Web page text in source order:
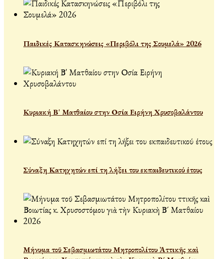
Παιδικές Κατασκηνώσεις «Περιβόλι της Σουμελά» 2026
Κυριακή Β' Ματθαίου στην Οσία Ειρήνη Χρυσοβαλάντου
Σύναξη Κατηχητών επί τη λήξει του εκπαιδευτικού έτους
Μήνυμα τοῦ Σεβασμιωτάτου Μητροπολίτου Ἀττικῆς καὶ